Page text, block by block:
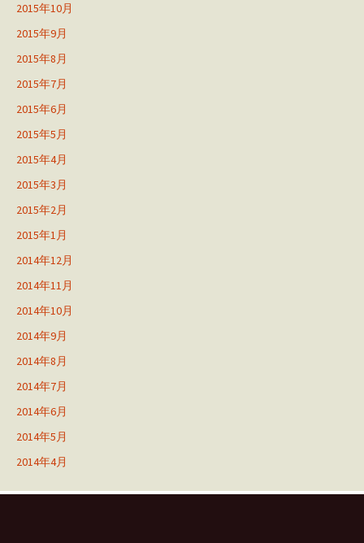
2015年10月
2015年9月
2015年8月
2015年7月
2015年6月
2015年5月
2015年4月
2015年3月
2015年2月
2015年1月
2014年12月
2014年11月
2014年10月
2014年9月
2014年8月
2014年7月
2014年6月
2014年5月
2014年4月